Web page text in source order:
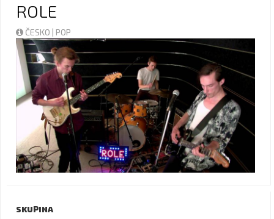
ROLE
ČESKO | POP
SKUPINA